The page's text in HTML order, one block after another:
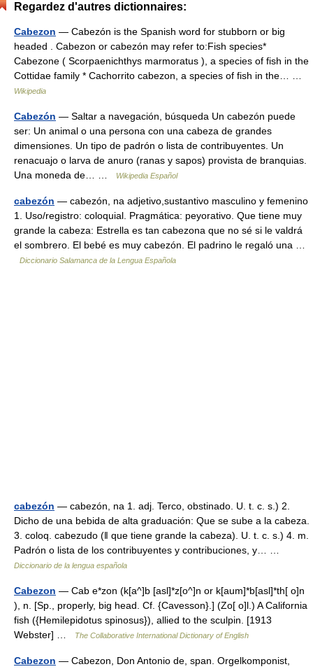
Regardez d'autres dictionnaires:
Cabezon — Cabezón is the Spanish word for stubborn or big
headed . Cabezon or cabezón may refer to:Fish species*
Cabezone ( Scorpaenichthys marmoratus ), a species of fish in the
Cottidae family * Cachorrito cabezon, a species of fish in the… …
Wikipedia
Cabezón — Saltar a navegación, búsqueda Un cabezón puede
ser: Un animal o una persona con una cabeza de grandes
dimensiones. Un tipo de padrón o lista de contribuyentes. Un
renacuajo o larva de anuro (ranas y sapos) provista de branquias.
Una moneda de… …
Wikipedia Español
cabezón — cabezón, na adjetivo,sustantivo masculino y femenino
1. Uso/registro: coloquial. Pragmática: peyorativo. Que tiene muy
grande la cabeza: Estrella es tan cabezona que no sé si le valdrá
el sombrero. El bebé es muy cabezón. El padrino le regaló una …
Diccionario Salamanca de la Lengua Española
cabezón — cabezón, na 1. adj. Terco, obstinado. U. t. c. s.) 2.
Dicho de una bebida de alta graduación: Que se sube a la cabeza.
3. coloq. cabezudo (ǁ que tiene grande la cabeza). U. t. c. s.) 4. m.
Padrón o lista de los contribuyentes y contribuciones, y… …
Diccionario de la lengua española
Cabezon — Cab e*zon (k[a^]b [asl]*z[o^]n or k[aum]*b[asl]*th[ o]n
), n. [Sp., properly, big head. Cf. {Cavesson}.] (Zo[ o]l.) A California
fish ({Hemilepidotus spinosus}), allied to the sculpin. [1913
Webster] …
The Collaborative International Dictionary of English
Cabezon — Cabezon, Don Antonio de, span. Orgelkomponist,